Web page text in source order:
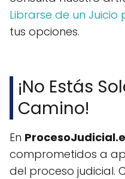
Librarse de un Juicio
tus opciones.
¡No Estás
Camino!
En
comprometidos a
del proceso judicial.